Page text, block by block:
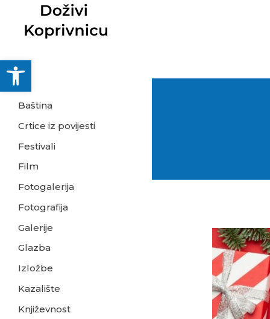
Open toolbar
Baština
Crtice iz povijesti
Festivali
Film
Fotogalerija
Fotografija
Galerije
Glazba
Izložbe
Kazalište
Književnost
Adventski
kalendar
Muzeja
grada
Koprivnice